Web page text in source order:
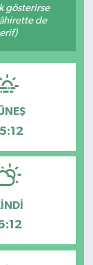
gösterirse
de